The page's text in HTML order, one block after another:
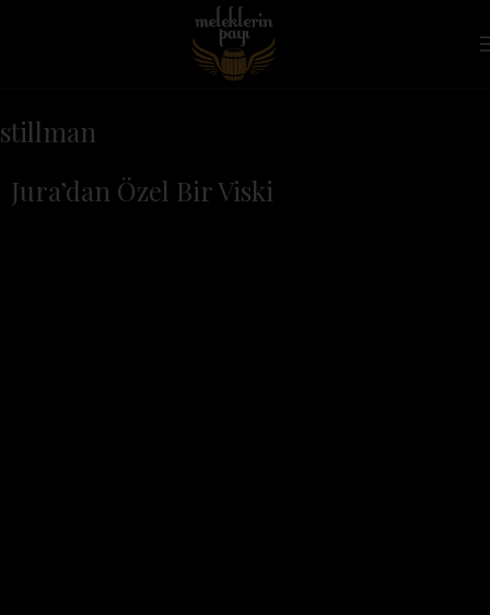
stillman
Jura’dan Özel Bir Viski